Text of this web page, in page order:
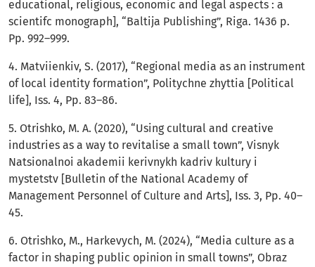
educational, religious, economic and legal aspects : a
scientifc monograph], “Baltija Publishing”, Riga. 1436 p.
Pp. 992–999.
4. Matviienkiv, S. (2017), “Regional media as an instrument
of local identity formation”, Politychne zhyttia [Political
life], Iss. 4, Pp. 83–86.
5. Otrishko, M. A. (2020), “Using cultural and creative
industries as a way to revitalise a small town”, Visnyk
Natsionalnoi akademii kerivnykh kadriv kultury i
mystetstv [Bulletin of the National Academy of
Management Personnel of Culture and Arts], Iss. 3, Pp. 40–
45.
6. Otrishko, M., Harkevych, M. (2024), “Media culture as a
factor in shaping public opinion in small towns”, Obraz